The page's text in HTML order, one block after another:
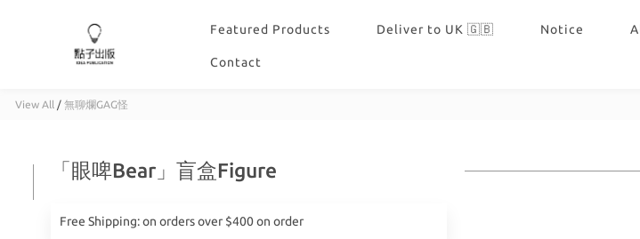
Featured Products Deliver to UK 🇬🇧 Notice
Contact
View All / 無聊爛GAG怪
「眼啤Bear」盲盒Figure
Free Shipping: on orders over $400 on order